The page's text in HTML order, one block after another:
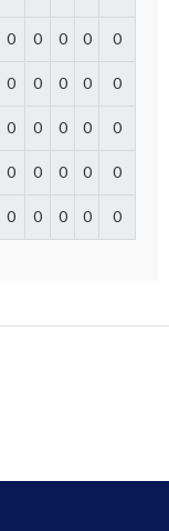
0 0 0 0 0
0 0 0 0 0
0 0 0 0 0
0 0 0 0 0
0 0 0 0 0